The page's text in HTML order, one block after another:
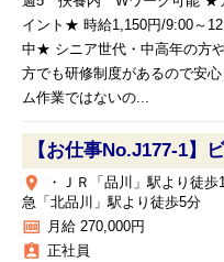
イント★ 時給1,150円/9:00～
中★ シニア世代・中高年の方
方でも研修制度があるので安
ム作業ではないの...
【お仕事No.J177-1】
place
・ＪＲ「品川」駅より徒歩
急「北品川」駅より徒歩5分
money 月給 270,000円
assignment_ind 正社員